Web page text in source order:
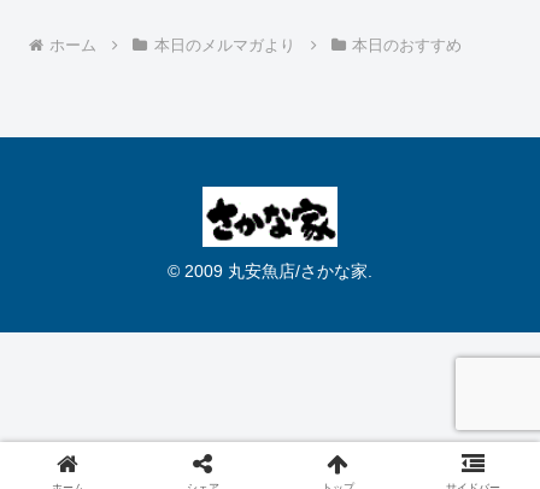
ホーム 本日のメルマガより 本日のおすすめ
© 2009 丸安魚店/さかな家.